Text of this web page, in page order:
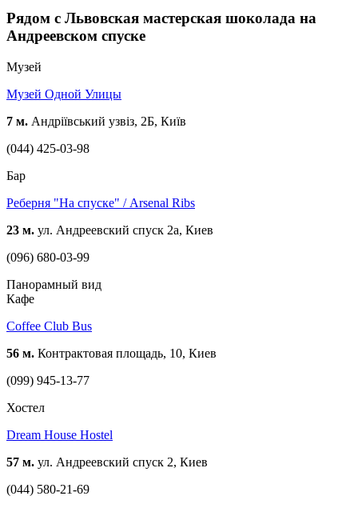
Рядом с Львовская мастерская шоколада на
Андреевском спуске
Музей
Музей Одной Улицы
7 м. Андріївський узвіз, 2Б, Київ
(044) 425-03-98
Бар
Реберня "На спуске" / Arsenal Ribs
23 м. ул. Андреевский спуск 2а, Киев
(096) 680-03-99
Панорамный вид
Кафе
Coffee Club Bus
56 м. Контрактовая площадь, 10, Киев
(099) 945-13-77
Хостел
Dream House Hostel
57 м. ул. Андреевский спуск 2, Киев
(044) 580-21-69